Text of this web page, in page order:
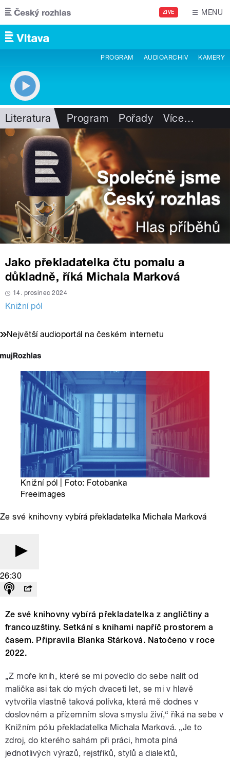
Přejít k hlavnímu obsahu
ŽIVĚ MENU
PROGRAM AUDIOARCHIV KAMERY
Literatura Program Pořady Více…
Jako překladatelka čtu pomalu a
důkladně, říká Michala Marková
14. prosinec 2024
Knižní pól
Největší audioportál na českém internetu
Knižní pól | Foto: Fotobanka
Freeimages
Ze své knihovny vybírá překladatelka Michala Marková
26:30
Ze své knihovny vybírá překladatelka z angličtiny a
francouzštiny. Setkání s knihami napříč prostorem a
časem. Připravila Blanka Stárková. Natočeno v roce
2022.
„Z moře knih, které se mi povedlo do sebe nalít od
malička asi tak do mých dvaceti let, se mi v hlavě
vytvořila vlastně taková polívka, která mě dodnes v
doslovném a přízemním slova smyslu živí,“ říká na sebe v
Knižním pólu překladatelka Michala Marková. „Je to
zdroj, do kterého sahám při práci, hmota plná
jednotlivých výrazů, rejstříků, stylů a dialektů,